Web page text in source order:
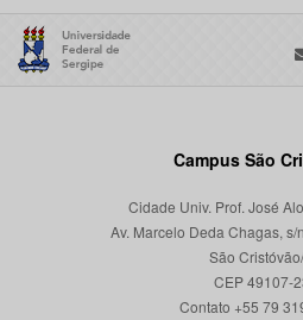
Campus São
Cidade Univ. Prof. José
Av. Marcelo Deda Chagas,
São
CEP 49107-